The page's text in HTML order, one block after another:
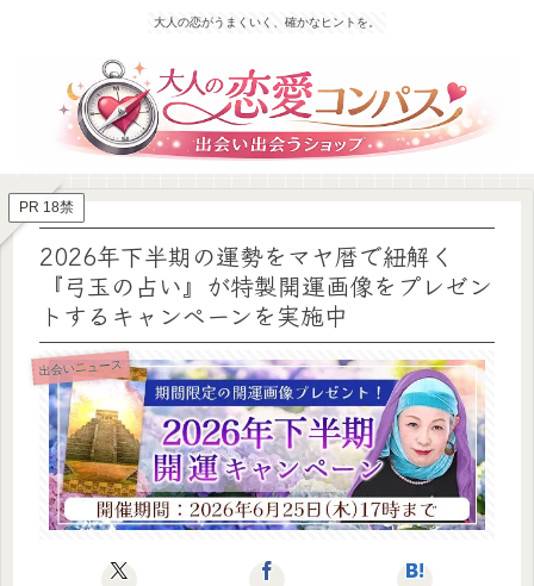
大人の恋がうまくいく、確かなヒントを。
PR 18禁
2026年下半期の運勢をマヤ暦で紐解く
『弓玉の占い』が特製開運画像をプレゼン
トするキャンペーンを実施中
出会いニュース